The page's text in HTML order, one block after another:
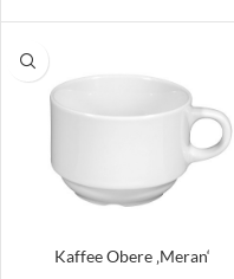
Kaffee Obere ‚Meran‘